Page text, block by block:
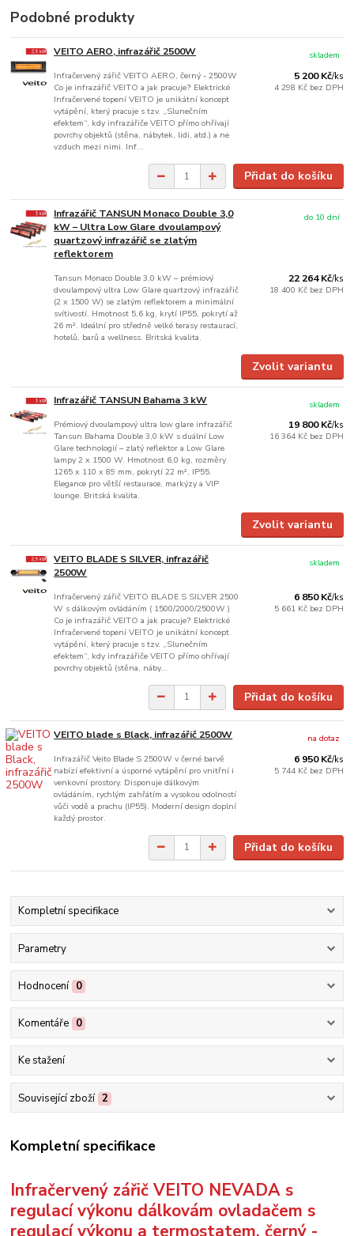
Podobné produkty
VEITO AERO, infrazářič 2500W
Infračervený zářič VEITO AERO, černý - 2500W
Co je infrazářič VEITO a jak pracuje? Elektrické
Infračervené topení VEITO je unikátní koncept
vytápění, který pracuje s tzv. „Slunečním
efektem“, kdy infrazářiče VEITO přímo ohřívají
povrchy objektů (stěna, nábytek, lidi, atd.) a ne
vzduch mezi nimi. Inf...
5 200 Kč/ks
4 298 Kč bez DPH
skladem
Přidat do košíku
Infrazářič TANSUN Monaco Double 3,0
kW – Ultra Low Glare dvoulampový
quartzový infrazářič se zlatým
reflektorem
Tansun Monaco Double 3,0 kW – prémiový
dvoulampový ultra Low Glare quartzový infrazářič
(2 x 1500 W) se zlatým reflektorem a minimální
svítivostí. Hmotnost 5,6 kg, krytí IP55, pokrytí až
26 m². Ideální pro středně velké terasy restaurací,
hotelů, barů a wellness. Britská kvalita.
22 264 Kč/ks
18 400 Kč bez DPH
do 10 dní
Zvolit variantu
Infrazářič TANSUN Bahama 3 kW
Prémiový dvoulampový ultra low glare infrazářič
Tansun Bahama Double 3,0 kW s duální Low
Glare technologií – zlatý reflektor a Low Glare
lampy 2 x 1500 W. Hmotnost 6,0 kg, rozměry
1265 x 110 x 89 mm, pokrytí 22 m², IP55.
Elegance pro větší restaurace, markýzy a VIP
lounge. Britská kvalita.
19 800 Kč/ks
16 364 Kč bez DPH
skladem
Zvolit variantu
VEITO BLADE S SILVER, infrazářič
2500W
Infračervený zářič VEITO BLADE S SILVER 2500
W s dálkovým ovládáním ( 1500/2000/2500W )
Co je infrazářič VEITO a jak pracuje? Elektrické
Infračervené topení VEITO je unikátní koncept
vytápění, který pracuje s tzv. „Slunečním
efektem“, kdy infrazářiče VEITO přímo ohřívají
povrchy objektů (stěna, náby...
6 850 Kč/ks
5 661 Kč bez DPH
skladem
Přidat do košíku
VEITO blade s Black, infrazářič 2500W
Infrazářič Veito Blade S 2500W v černé barvě
nabízí efektivní a úsporné vytápění pro vnitřní i
venkovní prostory. Disponuje dálkovým
ovládáním, rychlým zahřátím a vysokou odolností
vůči vodě a prachu (IP55). Moderní design doplní
každý prostor.
6 950 Kč/ks
5 744 Kč bez DPH
na dotaz
Přidat do košíku
Kompletní specifikace
Parametry
Hodnocení 0
Komentáře 0
Ke stažení
Související zboží 2
Kompletní specifikace
Infračervený zářič VEITO NEVADA s
regulací výkonu dálkovám ovladačem s
regulací výkonu a termostatem, černý -